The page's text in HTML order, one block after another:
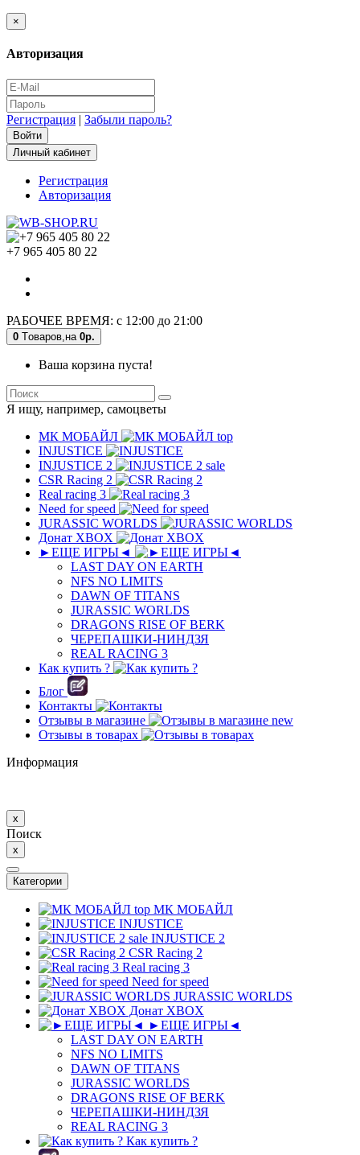
×
Авторизация
Регистрация | Забыли пароль?
Личный кабинет
Регистрация
Авторизация
+7 965 405 80 22
РАБОЧЕЕ ВРЕМЯ: с 12:00 до 21:00
0 Tоваров, на 0р.
Ваша корзина пуста!
Я ищу, например, самоцветы
МК MОБAЙЛ
top
INJUSTICE
INJUSTICE 2
sale
CSR Racing 2
Real racing 3
Need for speed
JURASSIC WORLDS
Донат XBOX
►ЕЩЕ ИГРЫ◄
LAST DAY ON EARTH
NFS NO LIMITS
DAWN OF TITANS
JURASSIC WORLDS
DRAGONS RISE OF BERK
ЧЕРЕПАШКИ-НИНДЗЯ
REAL RACING 3
Как купить ?
Блог
Контакты
Отзывы в магазине
new
Отзывы в товарах
Информация
x
Поиск
x
Категории
top МК MОБAЙЛ
INJUSTICE
sale INJUSTICE 2
CSR Racing 2
Real racing 3
Need for speed
JURASSIC WORLDS
Донат XBOX
►ЕЩЕ ИГРЫ◄
LAST DAY ON EARTH
NFS NO LIMITS
DAWN OF TITANS
JURASSIC WORLDS
DRAGONS RISE OF BERK
ЧЕРЕПАШКИ-НИНДЗЯ
REAL RACING 3
Как купить ?